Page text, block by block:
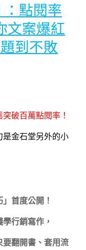
點閱率
文案爆紅
到不敗
破百萬點閱率！
是金石堂另外的小
首度公開！
行銷寫作，
要翻開書、套用流